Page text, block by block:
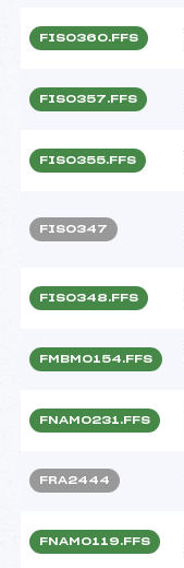
FIS0360.FFS
FIS0357.FFS
FIS0355.FFS
FIS0347
FIS0348.FFS
FMBM0154.FFS
FNAM0231.FFS
FRA2444
FNAM0119.FFS